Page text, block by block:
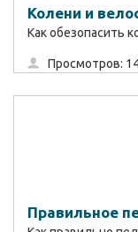
Колени и
Как обезопасить
Просмотров:
Правильное